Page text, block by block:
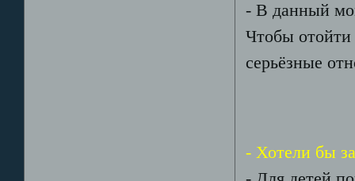
- В данный
Чтобы отойти
серьёзные
- Хотели бы